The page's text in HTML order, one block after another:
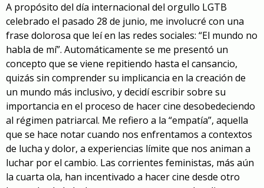
A propósito del día internacional del orgullo LGTB
celebrado el pasado 28 de junio, me involucré con una
frase dolorosa que leí en las redes sociales: “El mundo no
habla de mí”. Automáticamente se me presentó un
concepto que se viene repitiendo hasta el cansancio,
quizás sin comprender su implicancia en la creación de
un mundo más inclusivo, y decidí escribir sobre su
importancia en el proceso de hacer cine desobedeciendo
al régimen patriarcal. Me refiero a la “empatía”, aquella
que se hace notar cuando nos enfrentamos a contextos
de lucha y dolor, a experiencias límite que nos animan a
luchar por el cambio. Las corrientes feministas, más aún
la cuarta ola, han incentivado a hacer cine desde otro